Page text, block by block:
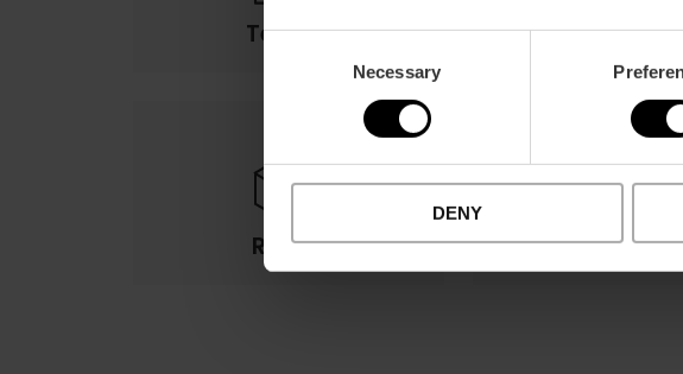
Consent
Necessary
DENY
Termes Offres
Retour Points de